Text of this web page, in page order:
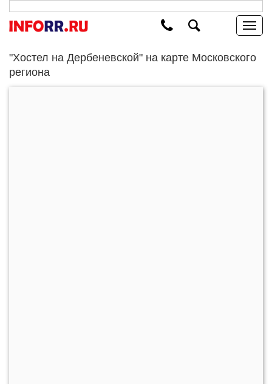
"Хостел на Дербеневской" на карте Московского
региона